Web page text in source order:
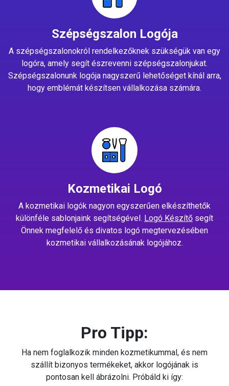
Szépségszalon Logója
A szépségszalonokról rendelkezőknek szükségük van egy
logóra, amely segít észrevenni szépségszalonjukat.
Szépségszalonunk logója nagyszerű lehetőséget kínál arra,
hogy emblémát készítsen vállalkozása számára.
Kozmetikai Logó
A kozmetikai logók nagyon egyszerűen elkészíthetők
különféle sablonjaink segítségével. Logó Készítő segít
Önnek megfelelő és divatos logó megtervezésében
kozmetikai vállalkozásának logójához.
Pro Tipp:
Ha nem foglalkozik minden kozmetikummal, és nem
szállít bizonyos termékeket, akkor logójának is
pontosan kell ábrázolni. Próbáld ki így: